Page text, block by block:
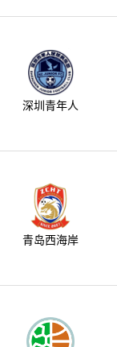
深圳青年人
青岛西海岸